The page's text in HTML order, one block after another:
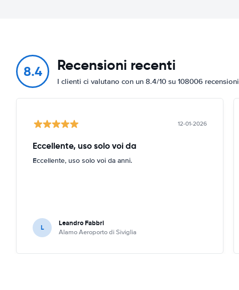
8.4 Recensioni recenti
I clienti ci valutano con un 8.4/10 su 108006 recensioni
12-01-2026
Eccellente, uso solo voi da
Eccellente, uso solo voi da anni.
L Leandro Fabbri
Alamo Aeroporto di Siviglia